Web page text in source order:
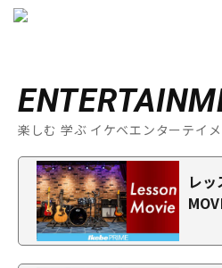
楽しむ 学ぶ イケベエンターテイ
レ